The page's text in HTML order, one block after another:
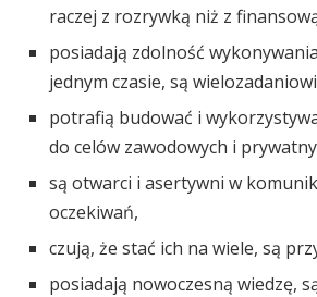
raczej z rozrywką niż z
posiadają zdolność
jednym czasie, są
potrafią budować i
do celów zawodowych i
są otwarci i asertywni w
oczekiwań,
czują, że stać ich na wiele, są
posiadają nowoczesną wiedzę,